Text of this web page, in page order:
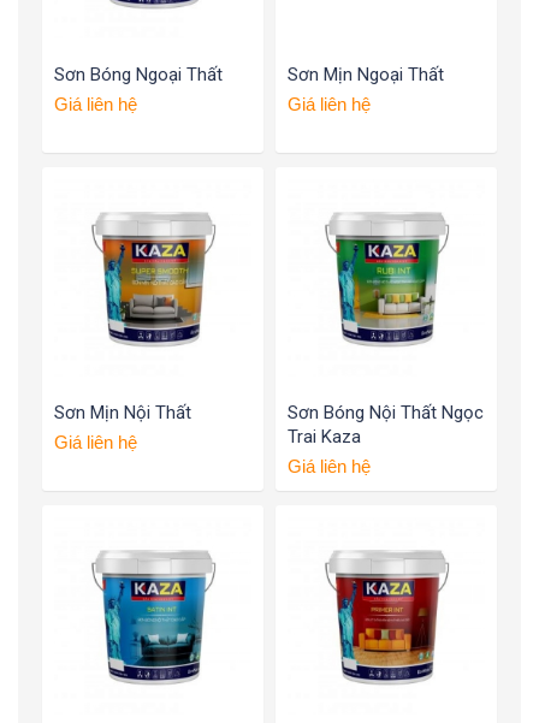
Sơn Bóng Ngoại Thất
Giá liên hệ
Sơn Mịn Ngoại Thất
Giá liên hệ
Sơn Mịn Nội Thất
Giá liên hệ
Sơn Bóng Nội Thất Ngọc
Trai Kaza
Giá liên hệ